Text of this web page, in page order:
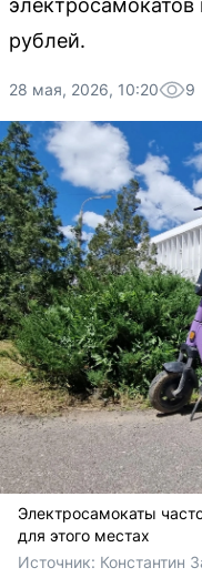
рублей.
28 мая, 2026, 10:20 9
Электросамокаты
для этого местах
Источник: Константин